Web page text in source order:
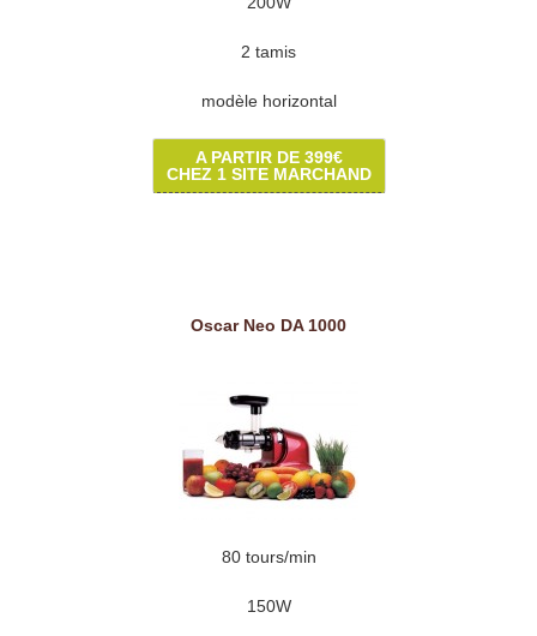
2 tamis
modèle horizontal
A PARTIR DE 399€
CHEZ 1 SITE MARCHAND
Oscar Neo DA 1000
80 tours/min
150W